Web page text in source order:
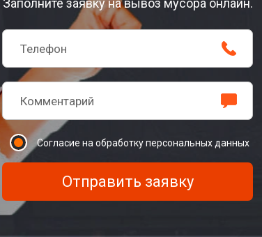
Заполните заявку на вывоз мусора онлайн.
Согласие на обработку персональных данных
Отправить заявку